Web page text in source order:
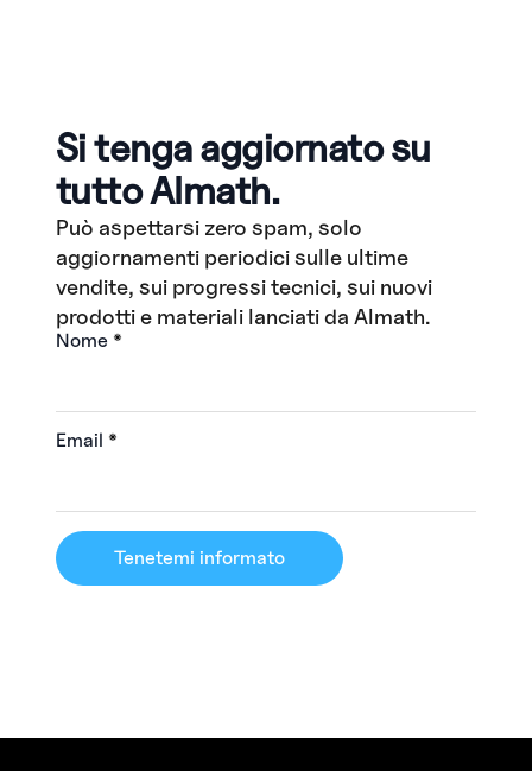
Si tenga aggiornato su
tutto Almath.
Può aspettarsi zero spam, solo
aggiornamenti periodici sulle ultime
vendite, sui progressi tecnici, sui nuovi
prodotti e materiali lanciati da Almath.
Nome *
Email *
Tenetemi informato